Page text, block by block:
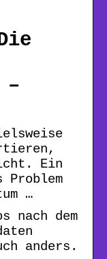
Ein
…
nach dem
anders.